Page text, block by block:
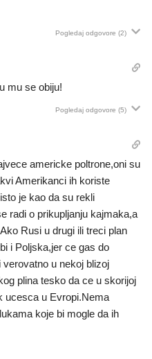
Pogledaj odgovore (2)
mu se obiju!
Pogledaj odgovore (5)
americke poltrone,oni su
Amerikanci ih koriste
je kao da su rekli
radi o prikupljanju kajmaka,a
Rusi u drugi ili treci plan
i Poljska,jer ce gas do
u nekoj blizoj
plina tesko da ce u skorijoj
ucesca u Evropi.Nema
koje bi mogle da ih